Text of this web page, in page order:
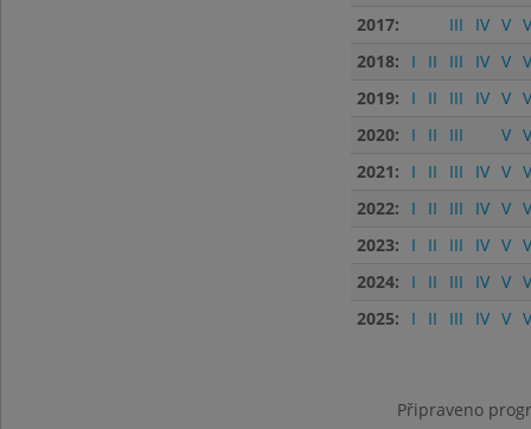
2017:
III IV V
2018:
I II III IV V
2019:
I II III IV V
2020:
I II III V
2021:
I II III IV V
2022:
I II III IV V
2023:
I II III IV V
2024:
I II III IV V
2025:
I II III IV V
Připraveno